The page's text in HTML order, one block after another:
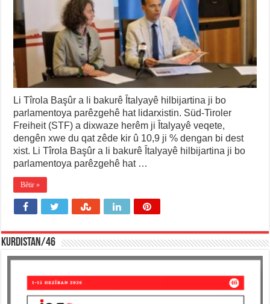
Li Tîrola Başûr a li bakurê Îtalyayê hilbijartina ji bo
parlamentoya parêzgehê hat lidarxistin. Süd-Tiroler
Freiheit (STF) a dixwaze herêm ji Îtalyayê veqete,
dengên xwe du qat zêde kir û 10,9 ji % dengan bi dest
xist. Li Tîrola Başûr a li bakurê Îtalyayê hilbijartina ji bo
parlamentoya parêzgehê hat …
Bêtir »
KURDISTAN/46